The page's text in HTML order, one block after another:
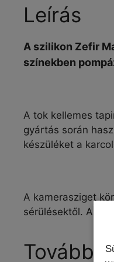
Leírás
A szilikon Zefir
színekben
A tok kellemes
gyártás során
készüléket a
A kamerasziget
sérülésektől. A
További